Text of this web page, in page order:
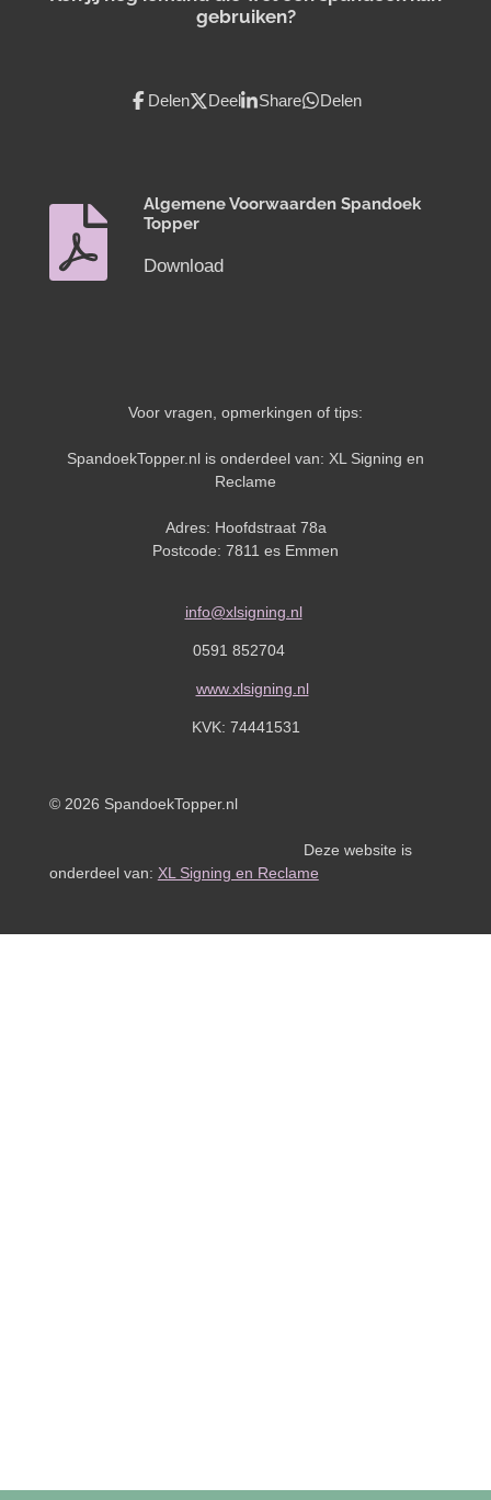
gebruiken?
Delen Deel Share Delen
Algemene Voorwaarden Spandoek
Topper
Download
Voor vragen, opmerkingen of tips:
SpandoekTopper.nl is onderdeel van: XL Signing en
Reclame
Adres: Hoofdstraat 78a
Postcode: 7811 es Emmen
info@xlsigning.nl
0591 852704
www.xlsigning.nl
KVK: 74441531
© 2026 SpandoekTopper.nl
Deze website is
onderdeel van: XL Signing en Reclame